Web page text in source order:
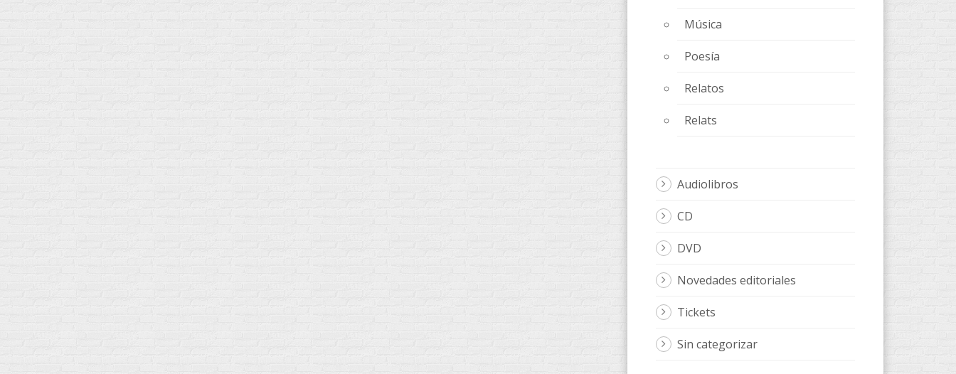
Música
Poesía
Relatos
Relats
Audiolibros
CD
DVD
Novedades editoriales
Tickets
Sin categorizar